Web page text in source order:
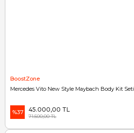
BoostZone
Mercedes Vito New Style Maybach Body Kit Seti
%37 45.000,00 TL
71.500,00 TL